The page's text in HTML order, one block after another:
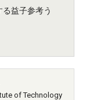
益子参考う
of Technology